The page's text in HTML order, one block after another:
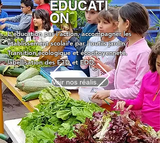
ÉDUCATI
ON
L'éducation par l'action, accompagner les
établissement scolaire par l'outils jardin.
Transition écologique et écocitoyenneté,
labellisation des E3D et EDD.
Voir nos réalisations